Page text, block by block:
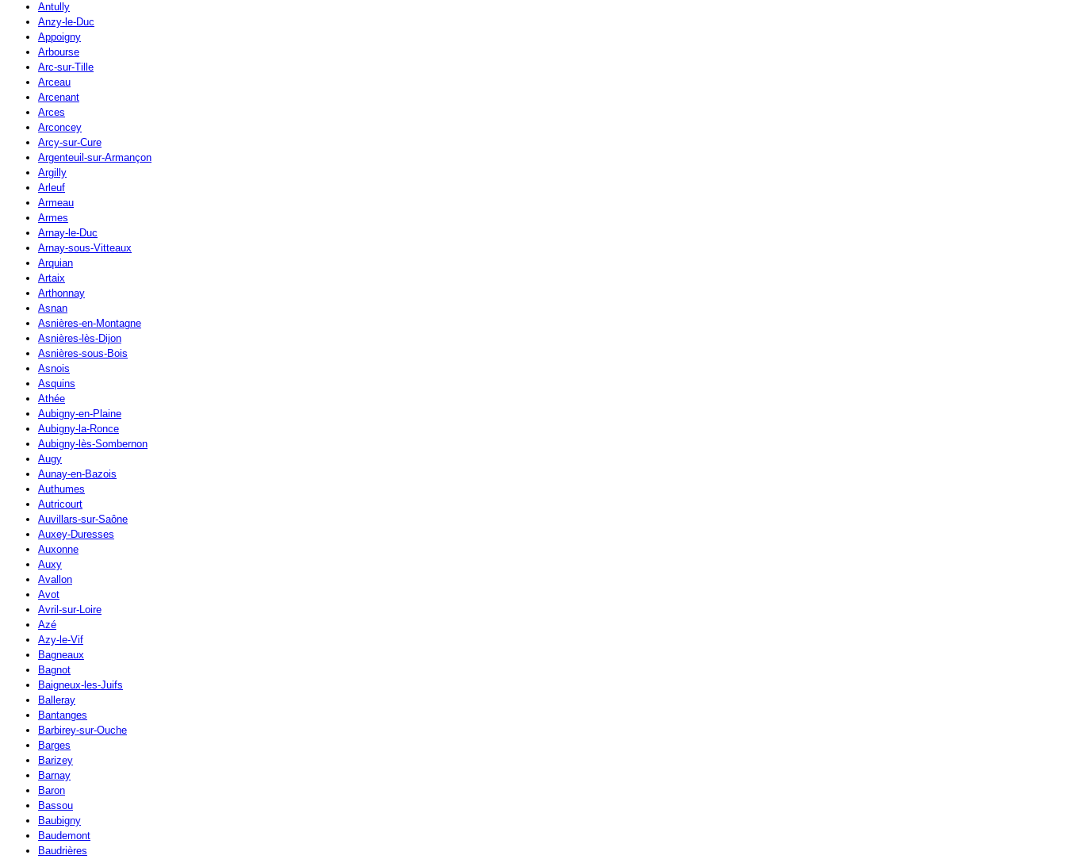
Antully
Anzy-le-Duc
Appoigny
Arbourse
Arc-sur-Tille
Arceau
Arcenant
Arces
Arconcey
Arcy-sur-Cure
Argenteuil-sur-Armançon
Argilly
Arleuf
Armeau
Armes
Arnay-le-Duc
Arnay-sous-Vitteaux
Arquian
Artaix
Arthonnay
Asnan
Asnières-en-Montagne
Asnières-lès-Dijon
Asnières-sous-Bois
Asnois
Asquins
Athée
Aubigny-en-Plaine
Aubigny-la-Ronce
Aubigny-lès-Sombernon
Augy
Aunay-en-Bazois
Authumes
Autricourt
Auvillars-sur-Saône
Auxey-Duresses
Auxonne
Auxy
Avallon
Avot
Avril-sur-Loire
Azé
Azy-le-Vif
Bagneaux
Bagnot
Baigneux-les-Juifs
Balleray
Bantanges
Barbirey-sur-Ouche
Barges
Barizey
Barnay
Baron
Bassou
Baubigny
Baudemont
Baudrières